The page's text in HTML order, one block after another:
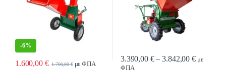
-6%
1.600,00 € 1.700,00€με ΦΠΑ
3.390,00 € – 3.842,00 €Price
με
ΦΠΑ
Αυτό το προϊόν έχει πολλαπλές